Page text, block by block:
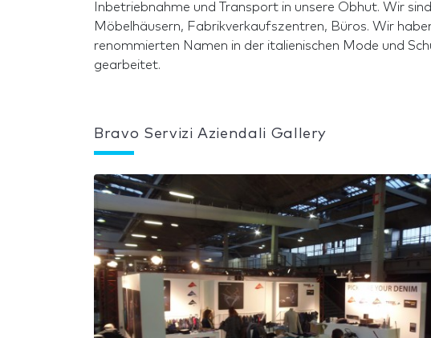
Inbetriebnahme und Transport in unsere Obhut. Wir
Möbelhäusern, Fabrikverkaufszentren, Büros. Wir
renommierten Namen in der italienischen Mode und
gearbeitet.
Bravo Servizi Aziendali Gallery